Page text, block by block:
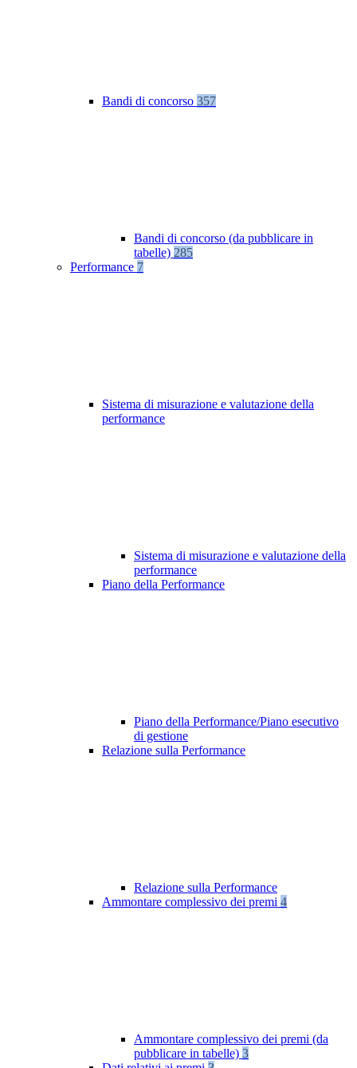
Bandi di concorso 357
Bandi di concorso (da pubblicare in
tabelle) 285
Performance 7
Sistema di misurazione e valutazione della
performance
Sistema di misurazione e valutazione della
performance
Piano della Performance
Piano della Performance/Piano esecutivo
di gestione
Relazione sulla Performance
Relazione sulla Performance
Ammontare complessivo dei premi 4
Ammontare complessivo dei premi (da
pubblicare in tabelle) 3